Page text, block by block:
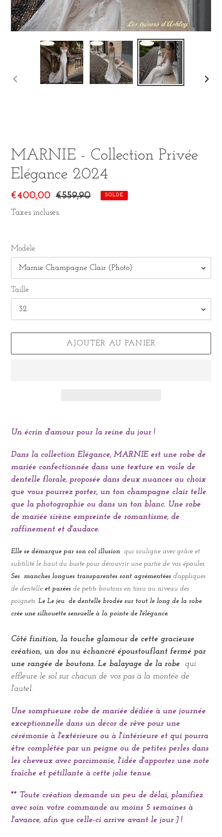
MARNIE - Collection Privée
Elégance 2024
Prix
réduit
€400,00 Prix
normal
€559,90 SOLDE
Taxes incluses.
Modèle
Taille
AJOUTER AU PANIER
d'un
à
votre
panier
Un écrin d'amour pour la reine du jour !
Dans la collection Elégance, MARNIE est une robe de
mariée confectionnée dans une texture en voile de
dentelle florale, proposée dans deux nuances au choix
que vous pourrez porter, un ton champagne clair telle
que la photographie ou dans un ton blanc. Une robe
de mariée sirène empreinte de romantisme, de
raffinement et d'audace.
Elle se démarque par son col illusion qui souligne avec grâce et
subtilité le haut du buste pour découvrir une partie de vos épaules.
Ses manches longues transparentes sont agrémentées d'appliques
de dentelle et parées de petits boutons en tissu au niveau des
poignets. Le Le jeu de dentelle brodée sur tout le long de la robe
crée une silhouette sensuelle à la pointe de l'élégance.
Côté finition, la touche glamour de cette gracieuse
création, un dos nu échancré époustouflant fermé par
une rangée de boutons. Le balayage de la robe qui
effleure le sol sur chacun de vos pas à la montée de
l'autel.
Une somptueuse robe de mariée dédiée à une journée
exceptionnelle dans un décor de rêve pour une
cérémonie à l'extérieure ou à l'intérieure et qui pourra
être complétée par un peigne ou de petites perles dans
les cheveux avec parcimonie, l'idée d'apporter une note
fraîche et pétillante à cette jolie tenue.
** Toute création demande un peu de délai, planifiez
avec soin votre commande au moins 5 semaines à
l'avance, afin que celle-ci arrive avant le jour J !